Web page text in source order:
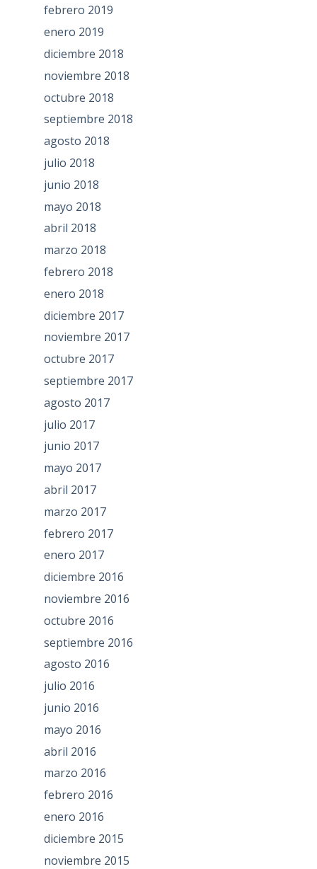
febrero 2019
enero 2019
diciembre 2018
noviembre 2018
octubre 2018
septiembre 2018
agosto 2018
julio 2018
junio 2018
mayo 2018
abril 2018
marzo 2018
febrero 2018
enero 2018
diciembre 2017
noviembre 2017
octubre 2017
septiembre 2017
agosto 2017
julio 2017
junio 2017
mayo 2017
abril 2017
marzo 2017
febrero 2017
enero 2017
diciembre 2016
noviembre 2016
octubre 2016
septiembre 2016
agosto 2016
julio 2016
junio 2016
mayo 2016
abril 2016
marzo 2016
febrero 2016
enero 2016
diciembre 2015
noviembre 2015